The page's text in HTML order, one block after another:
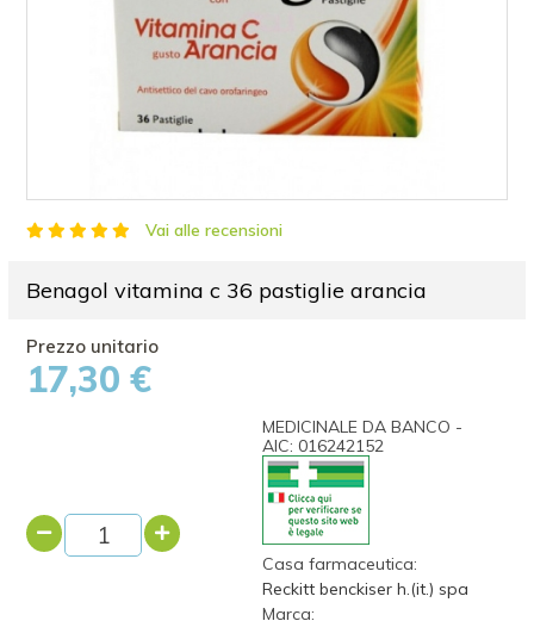
Vai alle recensioni
Benagol vitamina c 36 pastiglie arancia
17,30 €
MEDICINALE DA BANCO -
AIC: 016242152
Casa farmaceutica:
Reckitt benckiser h.(it.) spa
Marca: